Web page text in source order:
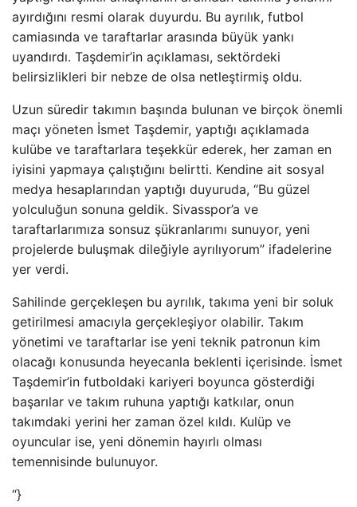
ayırdığını resmi olarak duyurdu. Bu ayrılık, futbol
camiasında ve taraftarlar arasında büyük yankı
uyandırdı. Taşdemir’in açıklaması, sektördeki
belirsizlikleri bir nebze de olsa netleştirmiş oldu.
Uzun süredir takımın başında bulunan ve birçok önemli
maçı yöneten İsmet Taşdemir, yaptığı açıklamada
kulübe ve taraftarlara teşekkür ederek, her zaman en
iyisini yapmaya çalıştığını belirtti. Kendine ait sosyal
medya hesaplarından yaptığı duyuruda, “Bu güzel
yolculuğun sonuna geldik. Sivasspor’a ve
taraftarlarımıza sonsuz şükranlarımı sunuyor, yeni
projelerde buluşmak dileğiyle ayrılıyorum” ifadelerine
yer verdi.
Sahilinde gerçekleşen bu ayrılık, takıma yeni bir soluk
getirilmesi amacıyla gerçekleşiyor olabilir. Takım
yönetimi ve taraftarlar ise yeni teknik patronun kim
olacağı konusunda heyecanla beklenti içerisinde. İsmet
Taşdemir’in futboldaki kariyeri boyunca gösterdiği
başarılar ve takım ruhuna yaptığı katkılar, onun
takımdaki yerini her zaman özel kıldı. Kulüp ve
oyuncular ise, yeni dönemin hayırlı olması
temennisinde bulunuyor.
“}